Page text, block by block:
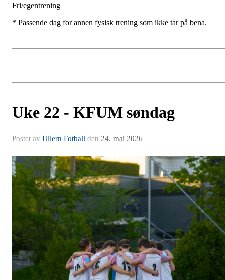
Fri/egentrening
* Passende dag for annen fysisk trening som ikke tar på bena.
Uke 22 - KFUM søndag
Postet av Ullern Fotball den 24. mai 2026